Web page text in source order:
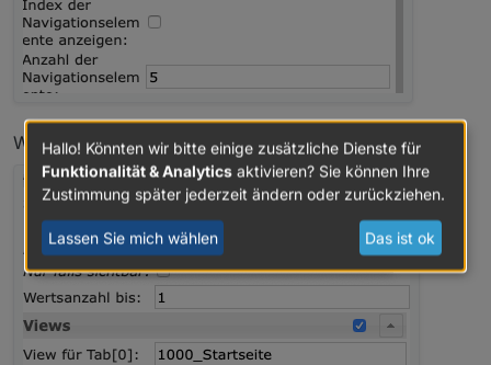
Widget (View in Widget 8 )
Hallo! Könnten wir bitte einige zusätzliche Dienste für
Funktionalität & Analytics aktivieren? Sie können Ihre
Zustimmung später jederzeit ändern oder zurückziehen.
Lassen Sie mich wählen Das ist ok